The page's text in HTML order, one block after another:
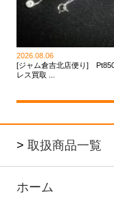
2026.08.06
[ジャム倉吉北店便り]
レス買取 ...
> 取扱商品一覧
ホーム